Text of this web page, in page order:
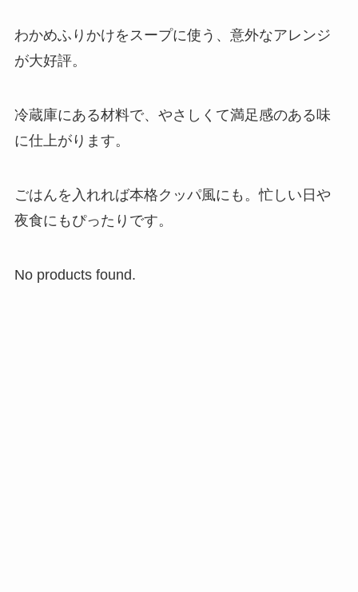
わかめふりかけをスープに使う、意外なアレンジ
が大好評。
冷蔵庫にある材料で、やさしくて満足感のある味
に仕上がります。
ごはんを入れれば本格クッパ風にも。忙しい日や
夜食にもぴったりです。
No products found.